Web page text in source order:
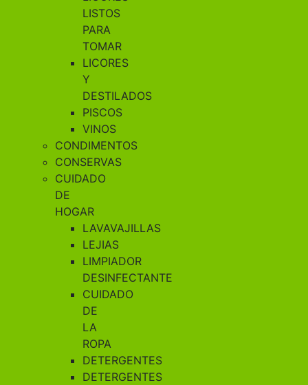
LISTOS
PARA
TOMAR
LICORES
Y
DESTILADOS
PISCOS
VINOS
CONDIMENTOS
CONSERVAS
CUIDADO
DE
HOGAR
LAVAVAJILLAS
LEJIAS
LIMPIADOR
DESINFECTANTE
CUIDADO
DE
LA
ROPA
DETERGENTES
DETERGENTES